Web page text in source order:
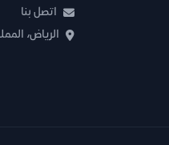
اتصل بنا
الرياض،